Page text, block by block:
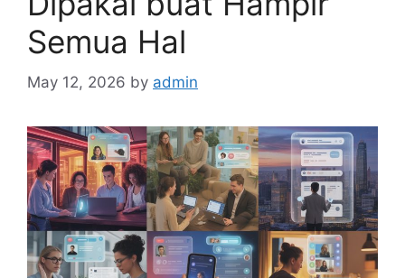
Semua Hal
May 12, 2026 by admin